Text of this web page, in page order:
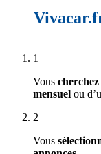
1
Vous cherchez
mensuel ou
2
Vous